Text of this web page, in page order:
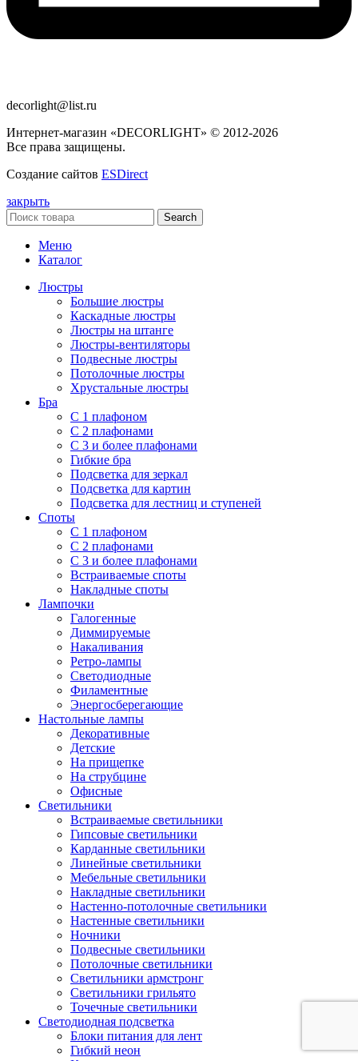
decorlight@list.ru
Интернет-магазин «DECORLIGHT» © 2012-2026
Все права защищены.
Создание сайтов ESDirect
закрыть
Search
Меню
Каталог
Люстры
Большие люстры
Каскадные люстры
Люстры на штанге
Люстры-вентиляторы
Подвесные люстры
Потолочные люстры
Хрустальные люстры
Бра
С 1 плафоном
С 2 плафонами
С 3 и более плафонами
Гибкие бра
Подсветка для зеркал
Подсветка для картин
Подсветка для лестниц и ступеней
Споты
С 1 плафоном
С 2 плафонами
С 3 и более плафонами
Встраиваемые споты
Накладные споты
Лампочки
Галогенные
Диммируемые
Накаливания
Ретро-лампы
Светодиодные
Филаментные
Энергосберегающие
Настольные лампы
Декоративные
Детские
На прищепке
На струбцине
Офисные
Светильники
Встраиваемые светильники
Гипсовые светильники
Карданные светильники
Линейные светильники
Мебельные светильники
Накладные светильники
Настенно-потолочные светильники
Настенные светильники
Ночники
Подвесные светильники
Потолочные светильники
Светильники армстронг
Светильники грильято
Точечные светильники
Светодиодная подсветка
Блоки питания для лент
Гибкий неон